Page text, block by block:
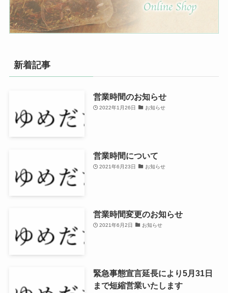
新着記事
営業時間のお知らせ
2022年1月26日 お知らせ
営業時間について
2021年6月23日 お知らせ
営業時間変更のお知らせ
2021年6月2日 お知らせ
緊急事態宣言延長により5月31日
まで短縮営業いたします